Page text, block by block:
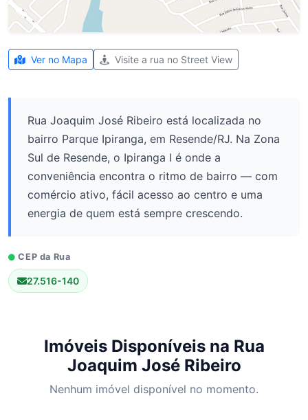
Ver no Mapa Visite a rua no Street View
Rua Joaquim José Ribeiro está localizada no
bairro Parque Ipiranga, em Resende/RJ. Na Zona
Sul de Resende, o Ipiranga I é onde a
conveniência encontra o ritmo de bairro — com
comércio ativo, fácil acesso ao centro e uma
energia de quem está sempre crescendo.
CEP da Rua
27.516-140
Imóveis Disponíveis na Rua
Joaquim José Ribeiro
Nenhum imóvel disponível no momento.